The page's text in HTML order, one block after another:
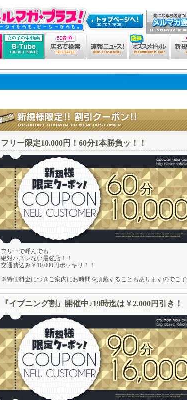
フリー限定10.000円！60分1本勝負ッ！！
60
フリーで呼んでも
絶対ハズレない最強店！！
交通費込み￥10.000円ポッキリ！！
※特価料金につきご案内にお時間を頂戴することもありますのでご
『イブニング割』開催中♪19時迄は￥2.000円引き！
90